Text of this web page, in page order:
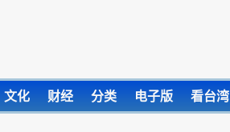
文化 财经 分类 电子版 看台湾